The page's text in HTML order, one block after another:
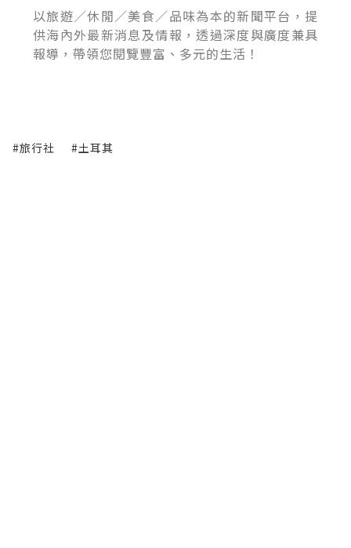
以旅遊／休閒／美食／品味為本的新聞平台，提
供海內外最新消息及情報，透過深度與廣度兼具
報導，帶領您閱覽豐富、多元的生活！
#旅行社 #土耳其